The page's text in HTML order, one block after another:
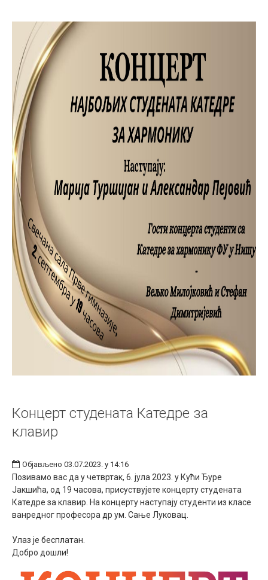
Концерт студената Катедре за
клавир
Објављено 03.07.2023. у 14:16
Позивамо вас да у четвртак, 6. јула 2023. у Кући Ђуре
Jакшића, од 19 часова, присуствујете концерту студената
Катедре за клавир. На концерту наступају студенти из класе
ванредног професора др ум. Сање Луковац.
Улаз је бесплатан.
Добро дошли!